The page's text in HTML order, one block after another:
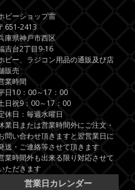
ビーショップ雷
651-2413
庫県神戸市西区
吉台2丁目9-16
ビー、ラジコン用品の通販及び店
販売
業時間
日10：00～17：00
日祝9：00～17：00
休日：毎週水曜日
業日または営業時間外にご注文・
問い合わせ頂きますと翌営業日に
送・ご連絡等させて頂きます
業時間外も出来る限り対応させて
ただきます
営業日カレンダー